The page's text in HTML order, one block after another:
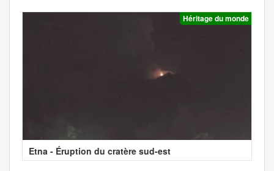
Héritage du monde
Etna - Éruption du cratère sud-est